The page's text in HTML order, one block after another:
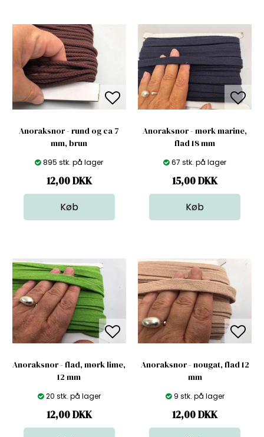
Anoraksnor - rund og ca 7
mm, brun
895 stk. på lager
12,00DKK
Anoraksnor - mørk marine,
flad 18 mm
67 stk. på lager
15,00DKK
Anoraksnor - flad, mørk lime,
12 mm
20 stk. på lager
12,00DKK
Anoraksnor - nougat, flad 12
mm
9 stk. på lager
12,00DKK